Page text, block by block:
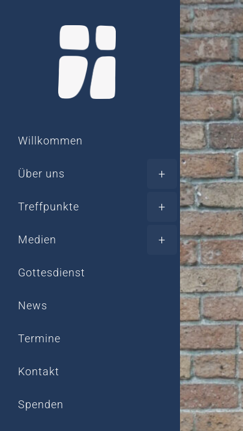
Willkommen
Über uns
Treffpunkte
Medien
Gottesdienst
News
Termine
Kontakt
Spenden